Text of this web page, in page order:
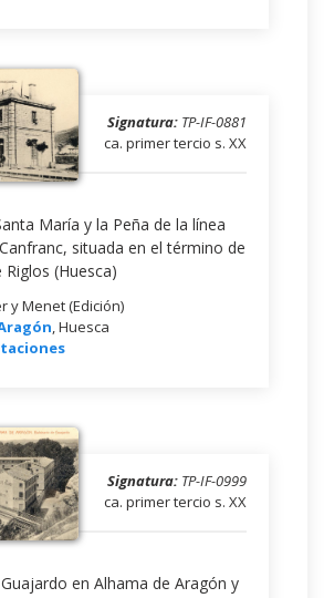
Signatura: TP-IF-0881
ca. primer tercio s. XX
María y la Peña de la línea
situada en el término de
Riglos (Huesca)
y Menet (Edición)
, Huesca
Signatura: TP-IF-0999
ca. primer tercio s. XX
en Alhama de Aragón y